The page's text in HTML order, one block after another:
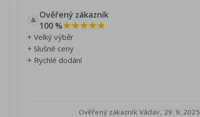
👤 Ověřený zákazník
100 %★★★★★
+ Velký výběr
+ Slušné ceny
+ Rychlé dodání
Ověřený zákazník Václav, 29. 9. 2025